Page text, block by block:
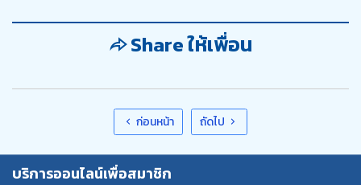
Share ให้เพื่อน
ก่อนหน้า ถัดไป
บริการออนไลน์เพื่อสมาชิก